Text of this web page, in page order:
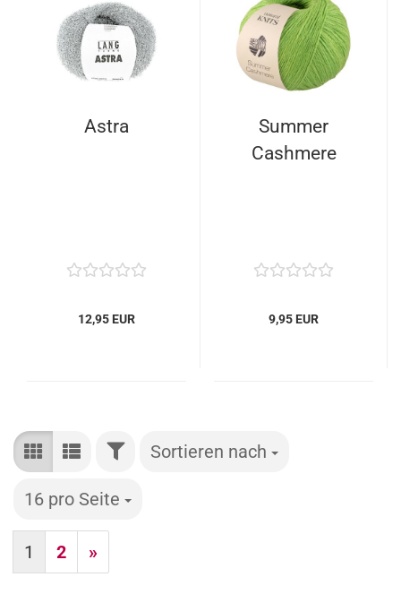
Astra
12,95 EUR
Summer
Cashmere
9,95 EUR
FILTERSortieren nach
Sortieren nach
16 pro Seite
pro Seite
1 2 »